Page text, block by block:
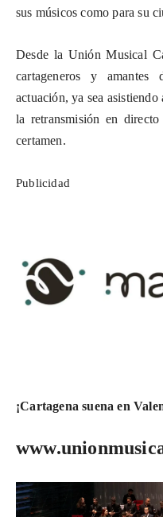
sus músicos como para su
Desde la Unión Musical
cartageneros y
actuación, ya sea
la retransmisión en
certamen.
Publicidad
¡Cartagena suena en